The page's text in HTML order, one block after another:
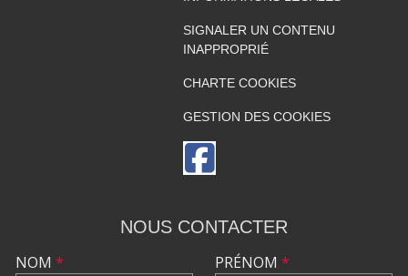
SIGNALER UN CONTENU
INAPPROPRIÉ
CHARTE COOKIES
GESTION DES COOKIES
NOUS CONTACTER
NOM * PRÉNOM *